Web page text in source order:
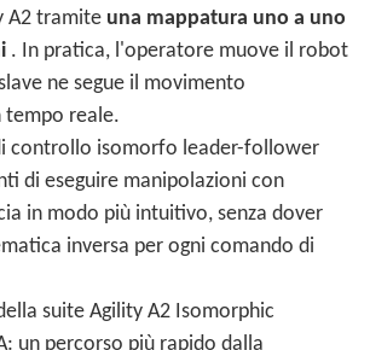
A2 tramite una mappatura uno a uno
. In pratica, l'operatore muove il robot
ne segue il movimento
tempo reale.
controllo isomorfo leader-follower
di eseguire manipolazioni con
in modo più intuitivo, senza dover
inversa per ogni comando di